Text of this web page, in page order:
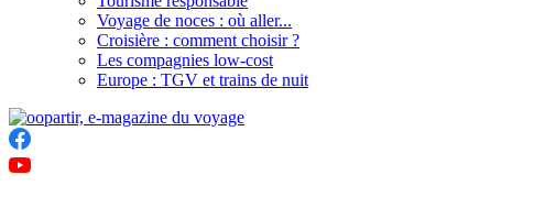
Voyage de noces : où aller...
Croisière : comment choisir ?
Les compagnies low-cost
Europe : TGV et trains de nuit